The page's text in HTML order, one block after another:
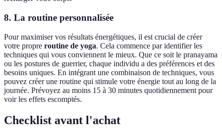
8. La routine personnalisée
Pour maximiser vos résultats énergétiques, il est crucial de créer
votre propre routine de yoga. Cela commence par identifier les
techniques qui vous conviennent le mieux. Que ce soit le pranayama
ou les postures de guerrier, chaque individu a des préférences et des
besoins uniques. En intégrant une combinaison de techniques, vous
pouvez créer une routine qui stimule votre énergie tout au long de la
journée. Prévoyez au moins 15 à 30 minutes quotidiennement pour
voir les effets escomptés.
Checklist avant l'achat